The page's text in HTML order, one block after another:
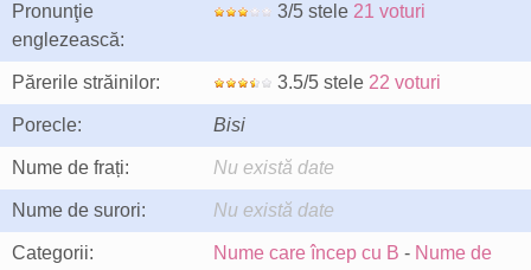
Pronunţie
englezească:
3/5 stele 21 voturi
Părerile străinilor: 3.5/5 stele 22 voturi
Porecle: Bisi
Nume de frați: Nu există date
Nume de surori: Nu există date
Categorii: Nume care încep cu B - Nume de